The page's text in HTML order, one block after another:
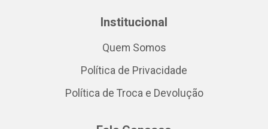
Institucional
Quem Somos
Política de Privacidade
Política de Troca e Devolução